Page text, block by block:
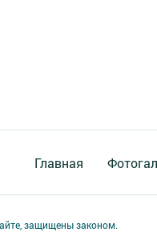
Главная
защищены законом.